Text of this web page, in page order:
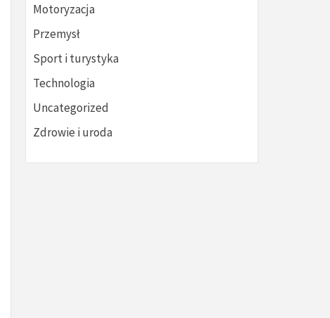
Motoryzacja
Przemysł
Sport i turystyka
Technologia
Uncategorized
Zdrowie i uroda